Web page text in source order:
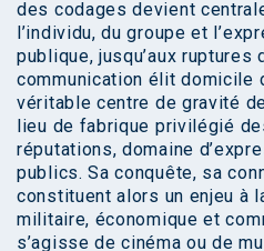
des codages devient
l’individu, du groupe et
publique, jusqu’aux ruptures
communication élit domicile
véritable centre de gravité
lieu de fabrique privilégié
réputations, domaine
publics. Sa conquête, sa
constituent alors un enjeu à
militaire, économique et
s’agisse de cinéma ou de